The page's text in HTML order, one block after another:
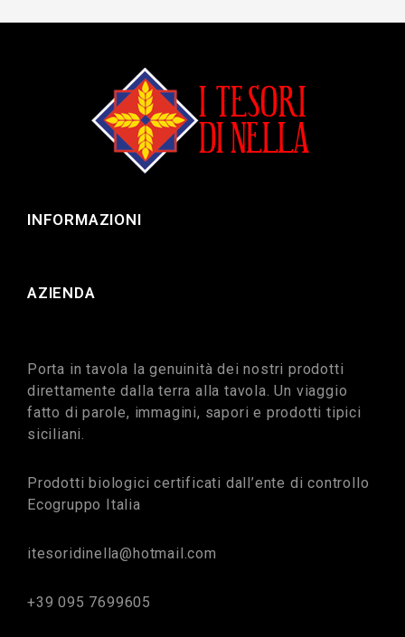
INFORMAZIONI
AZIENDA
Porta in tavola la genuinità dei nostri prodotti
direttamente dalla terra alla tavola. Un viaggio
fatto di parole, immagini, sapori e prodotti tipici
siciliani.
Prodotti biologici certificati dall’ente di controllo
Ecogruppo Italia
itesoridinella@hotmail.com
+39 095 7699605